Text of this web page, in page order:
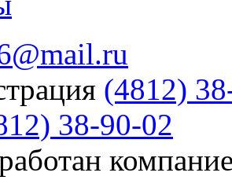
(4812)
38-90-02